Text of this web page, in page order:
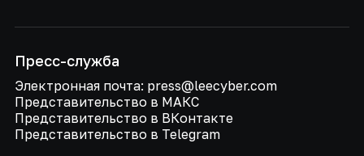
Пресс-служба
Электронная почта: press@leecyber.com
Представительство в МАКС
Представительство в ВКонтакте
Представительство в Telegram